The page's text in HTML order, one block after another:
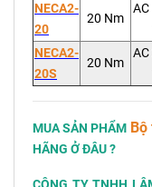
NECA2-
20
20 Nm
AC
NECA2-
20S
20 Nm
AC
MUA SẢN PHẨM Bộ
HÃNG Ở ĐÂU ?